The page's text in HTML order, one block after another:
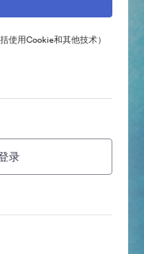
括使用Cookie和其他技术）
录